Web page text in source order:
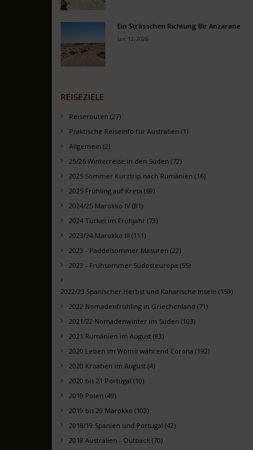
Ein Strässchen Richtung Bir Anzarane
Jan. 12, 2026
REISEZIELE
Reiserouten (27)
Praktische Reiseinfo für Australien (1)
Allgemein (2)
25/26 Winterreise in den Süden (72)
2025 Sommer Kurztrip nach Rumänien (16)
2025 Frühling auf Kreta (69)
2024/25 Marokko IV (81)
2024 Türkei im Frühjahr (73)
2023/24 Marokko III (111)
2023 - Paddelsommer Masuren (22)
2023 - Frühsommer Südosteuropa (55)
2022/23 Spanischer Herbst und Kanarische Inseln (159)
2022 Nomadenfrühling in Griechenland (71)
2021/22 Nomadenwinter im Süden (103)
2021 Rumänien im August (83)
2020 Leben im Womo während Corona (192)
2020 Kroatien im August (4)
2020 bis 21 Portugal (10)
2019 Polen (49)
2019 bis 20 Marokko (103)
2018/19 Spanien und Portugal (42)
2018 Australien - Outback (70)